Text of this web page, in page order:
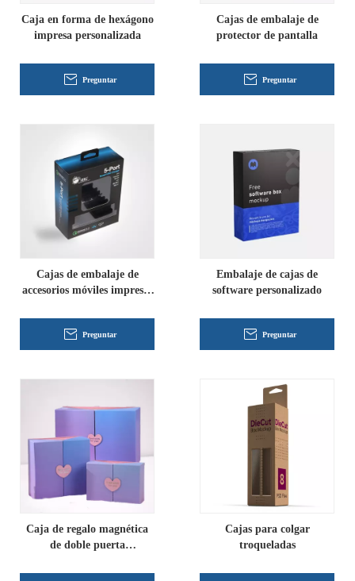
Caja en forma de hexágono
impresa personalizada
Preguntar
Cajas de embalaje de
protector de pantalla
Preguntar
Cajas de embalaje de
accesorios móviles impresas
Preguntar
Embalaje de cajas de
software personalizado
Preguntar
Caja de regalo magnética
de doble puerta
Cajas para colgar
troqueladas